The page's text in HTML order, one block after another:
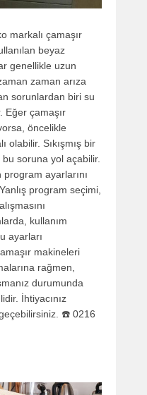
markalı çamaşır
beyaz
genellikle uzun
zaman arıza
sorunlardan biri su
Eğer çamaşır
öncelikle
olabilir. Sıkışmış bir
soruna yol açabilir.
ayarlarını
program seçimi,
kullanım
ayarları
makineleri
rağmen,
durumunda
İhtiyacınız
☎️ 0216